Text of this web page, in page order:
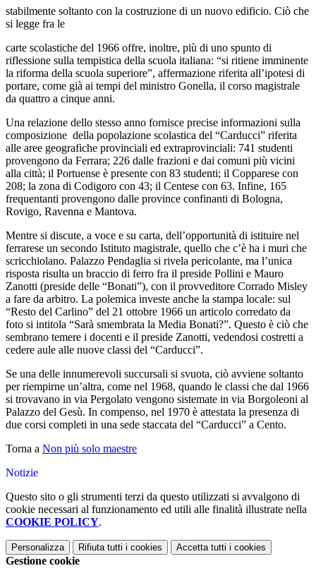
stabilmente soltanto con la costruzione di un nuovo edificio. Ciò che
si legge fra le
carte scolastiche del 1966 offre, inoltre, più di uno spunto di
riflessione sulla tempistica della scuola italiana: “si ritiene imminente
la riforma della scuola superiore”, affermazione riferita all’ipotesi di
portare, come già ai tempi del ministro Gonella, il corso magistrale
da quattro a cinque anni.
Una relazione dello stesso anno fornisce precise informazioni sulla
composizione della popolazione scolastica del “Carducci” riferita
alle aree geografiche provinciali ed extraprovinciali: 741 studenti
provengono da Ferrara; 226 dalle frazioni e dai comuni più vicini
alla città; il Portuense è presente con 83 studenti; il Copparese con
208; la zona di Codigoro con 43; il Centese con 63. Infine, 165
frequentanti provengono dalle province confinanti di Bologna,
Rovigo, Ravenna e Mantova.
Mentre si discute, a voce e su carta, dell’opportunità di istituire nel
ferrarese un secondo Istituto magistrale, quello che c’è ha i muri che
scricchiolano. Palazzo Pendaglia si rivela pericolante, ma l’unica
risposta risulta un braccio di ferro fra il preside Pollini e Mauro
Zanotti (preside delle “Bonati”), con il provveditore Corrado Misley
a fare da arbitro. La polemica investe anche la stampa locale: sul
“Resto del Carlino” del 21 ottobre 1966 un articolo corredato da
foto si intitola “Sarà smembrata la Media Bonati?”. Questo è ciò che
sembrano temere i docenti e il preside Zanotti, vedendosi costretti a
cedere aule alle nuove classi del “Carducci”.
Se una delle innumerevoli succursali si svuota, ciò avviene soltanto
per riempirne un’altra, come nel 1968, quando le classi che dal 1966
si trovavano in via Pergolato vengono sistemate in via Borgoleoni al
Palazzo del Gesù. In compenso, nel 1970 è attestata la presenza di
due corsi completi in una sede staccata del “Carducci” a Cento.
Torna a Non più solo maestre
Notizie
Questo sito o gli strumenti terzi da questo utilizzati si avvalgono di
cookie necessari al funzionamento ed utili alle finalità illustrate nella
COOKIE POLICY.
Personalizza Rifiuta tutti i cookies Accetta tutti i cookies
Gestione cookie